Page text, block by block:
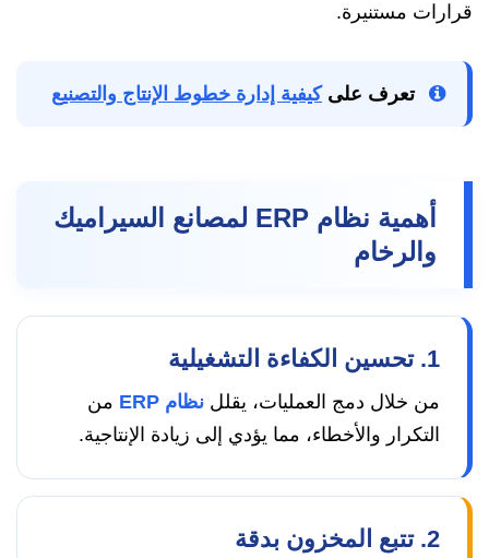
قرارات مستنيرة.
تعرف علىكيفية إدارة خطوط الإنتاج والتصنيع
أهمية نظام ERP لمصانع السيراميك
والرخام
1. تحسين الكفاءة التشغيلية
من خلال دمج العمليات، يقلل نظام ERP
من
التكرار والأخطاء، مما يؤدي إلى زيادة الإنتاجية.
2. تتبع المخزون بدقة